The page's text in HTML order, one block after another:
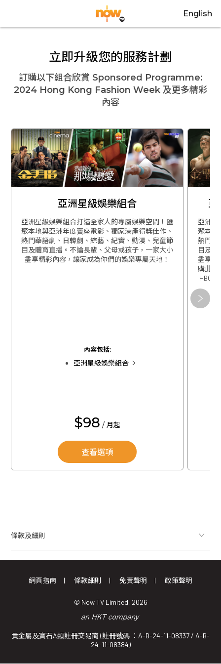
English
立即升級您的服務計劃
訂購以下組合欣賞 Sponsored Programme:
2024 Hong Kong Fashion Week 及更多精彩
內容
亞洲星級娛樂組合
亞洲星級娛樂組合打造全家人的專屬娛樂空間！匯
聚本地與亞洲年度賣座電影、獨家港產得獎佳作、
熱門華語劇、日韓劇、綜藝、紀實、動漫、兒童節
目及體育直播。不論長輩、父母或孩子，一家大小
盡享精彩內容，讓家成為你們的娛樂專屬天地！
內容包括:
亞洲星級娛樂組合
$98 / 月起
查看選項
亞
亞洲星
聚本地
熱門華
目及
盡享精
購此組
HBO
條款及細則
網頁指南 條款細則 免責聲明 政策聲明
© Now TV Limited, 2026
貴金屬及寶石A類註冊交易商 (註冊號碼 ：A-B-24-11-08337 / A-B-
24-11-08384)
關閉